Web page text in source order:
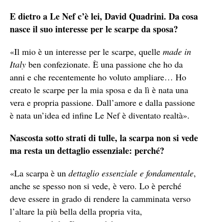
E dietro a Le Nef c’è lei, David Quadrini. Da cosa
nasce il suo interesse per le scarpe da sposa?
«Il mio è un interesse per le scarpe, quelle made in
Italy ben confezionate. È una passione che ho da
anni e che recentemente ho voluto ampliare… Ho
creato le scarpe per la mia sposa e da lì è nata una
vera e propria passione. Dall’amore e dalla passione
è nata un’idea ed infine Le Nef è diventato realtà».
Nascosta sotto strati di tulle, la scarpa non si vede
ma resta un dettaglio essenziale: perché?
«La scarpa è un dettaglio essenziale e fondamentale,
anche se spesso non si vede, è vero. Lo è perché
deve essere in grado di rendere la camminata verso
l’altare la più bella della propria vita,